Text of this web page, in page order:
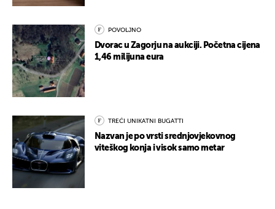
POVOLJNO
Dvorac u Zagorju na aukciji. Početna cijena
1,46 milijuna eura
TREĆI UNIKATNI BUGATTI
Nazvan je po vrsti srednjovjekovnog
viteškog konja i visok samo metar